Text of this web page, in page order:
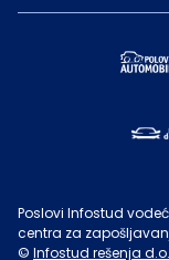
Poslovi Infostud
centra za
© Infostud rešenja